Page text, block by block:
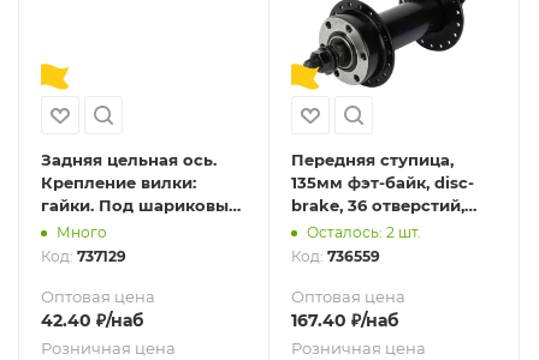
Задняя цельная ось.
Крепление вилки:
гайки. Под шариковые
подшипники. Ø10 мм. L:
240 мм. FATBIKE / JIA-
Много
Код: 737129
Оптовая цена
42.40 ₽/наб
Розничная цена
Передняя ступица,
135мм фэт-байк, disc-
brake, 36 отверстий,
пром подшипник ISO
600ZZ, сталь, ось, /FAT-
Осталось: 2 шт.
Код: 736559
Оптовая цена
167.40 ₽/наб
Розничная цена